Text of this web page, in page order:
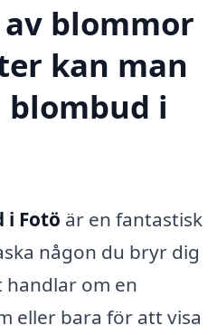
blommor
kan man
blombud i
i Fotö är en fantastisk
någon du bryr dig
handlar om en
eller bara för att visa